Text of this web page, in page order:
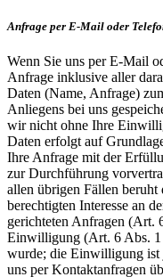
Anfrage per E-Mail oder
Wenn Sie uns per E-Mail
Anfrage inklusive aller
Daten (Name, Anfrage)
Anliegens bei uns
wir nicht ohne Ihre
Daten erfolgt auf
Ihre Anfrage mit der
zur Durchführung
allen übrigen Fällen beruht
berechtigten Interesse an
gerichteten Anfragen
Einwilligung (Art. 6 Abs. 1
wurde; die Einwilligung ist
uns per Kontaktanfragen